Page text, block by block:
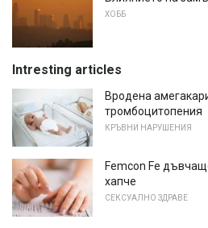
ХОББ
Intresting articles
Вродена
тромбоцитопения
КРЪВНИ НАРУШЕНИЯ
Femcon Fe
хапче
СЕКСУАЛНО ЗДРАВЕ